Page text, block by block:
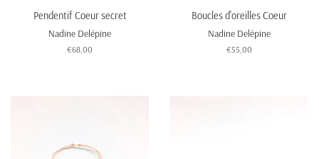
Pendentif Coeur secret
Nadine Delépine
Prix
€68,00
Boucles d'oreilles Coeur
Nadine Delépine
Prix
€55,00